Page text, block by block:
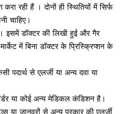
करा रही हैं। दोनों ही स्थितियों में सिर्फ
चाहिए।
इसमें डॉक्टर की लिखी हुई और गैर
में बिना डॉक्टर के प्रिस्क्रिप्शन के
पदार्थ से एलर्जी या अन्य दवा या
या कोई अन्य मेडिकल कंडिशन है।
या जानवरों से अन्य प्रकार की एलर्जी